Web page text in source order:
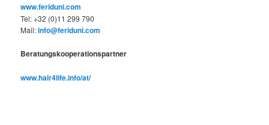
www.feriduni.com
Tel: +32 (0)11 299 790
Mail:info@feriduni.com
Beratungskooperationspartner
www.hair4life.info/at/